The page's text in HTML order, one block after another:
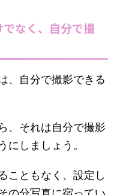
なく、自分で撮
、自分で撮影できる
、それは自分で撮影
にしましょう。
こともなく、設定し